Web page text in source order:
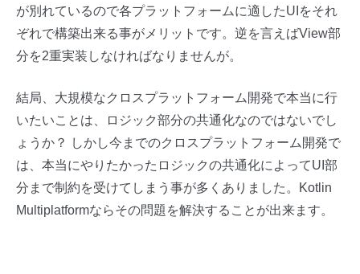
が別れているので各プラットフォームに適したUIをそれ
ぞれで構築出来る事がメリットです。逆を言えばView部
分を2重実装しなければなりませんが。
結局、大規模なクロスプラットフォーム開発で本当に行
いたいことは、ロジック部分の共通化なのではないでし
ょうか？ しかし今までのクロスプラットフォーム開発で
は、本当にやりたかったロジックの共通化によってUI部
分まで制約を受けてしまう事が多くありました。Kotlin
Multiplatformならその問題を解決することが出来ます。